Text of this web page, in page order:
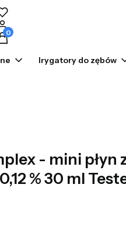
w koszyku: 0. Zobacz
Irygatory do zębów
- mini płyn
% 30 ml